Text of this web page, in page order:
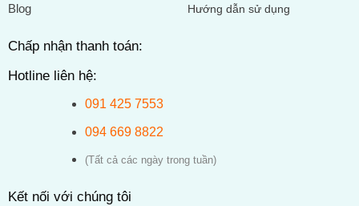
Blog Hướng dẫn sử dụng
Chấp nhận thanh toán:
Hotline liên hệ:
091 425 7553
094 669 8822
(Tất cả các ngày trong tuần)
Kết nối với chúng tôi